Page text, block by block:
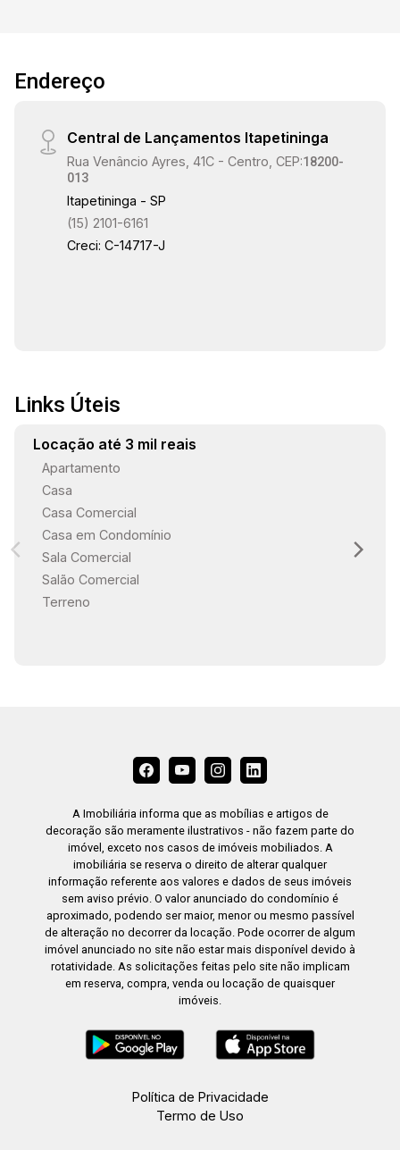
Endereço
Central de Lançamentos Itapetininga
Rua Venâncio Ayres, 41C - Centro, CEP:18200-
013
Itapetininga - SP
(15) 2101-6161
Creci: C-14717-J
Links Úteis
Locação até 3 mil reais
Apartamento
Casa
Casa Comercial
Casa em Condomínio
Sala Comercial
Salão Comercial
Terreno
A Imobiliária informa que as mobílias e artigos de
decoração são meramente ilustrativos - não fazem parte do
imóvel, exceto nos casos de imóveis mobiliados. A
imobiliária se reserva o direito de alterar qualquer
informação referente aos valores e dados de seus imóveis
sem aviso prévio. O valor anunciado do condomínio é
aproximado, podendo ser maior, menor ou mesmo passível
de alteração no decorrer da locação. Pode ocorrer de algum
imóvel anunciado no site não estar mais disponível devido à
rotatividade. As solicitações feitas pelo site não implicam
em reserva, compra, venda ou locação de quaisquer
imóveis.
Política de Privacidade
Termo de Uso